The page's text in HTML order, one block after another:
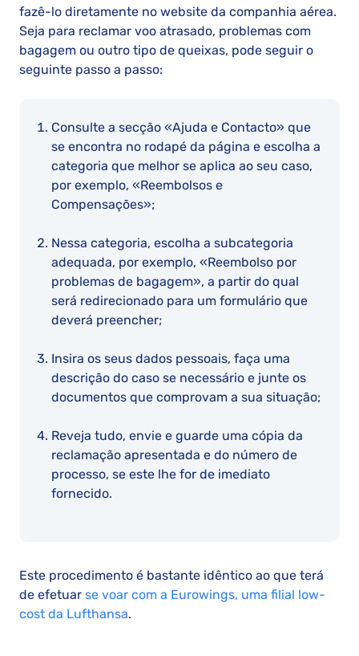
fazê-lo diretamente no website da companhia aérea.
Seja para reclamar voo atrasado, problemas com
bagagem ou outro tipo de queixas, pode seguir o
seguinte passo a passo:
Consulte a secção «Ajuda e Contacto» que
se encontra no rodapé da página e escolha a
categoria que melhor se aplica ao seu caso,
por exemplo, «Reembolsos e
Compensações»;
Nessa categoria, escolha a subcategoria
adequada, por exemplo, «Reembolso por
problemas de bagagem», a partir do qual
será redirecionado para um formulário que
deverá preencher;
Insira os seus dados pessoais, faça uma
descrição do caso se necessário e junte os
documentos que comprovam a sua situação;
Reveja tudo, envie e guarde uma cópia da
reclamação apresentada e do número de
processo, se este lhe for de imediato
fornecido.
Este procedimento é bastante idêntico ao que terá
de efetuar se voar com a Eurowings, uma filial low-
cost da Lufthansa.